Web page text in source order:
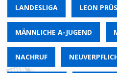
LANDESLIGA LEON
MÄNNLICHE A-JUGEND
NACHRUF